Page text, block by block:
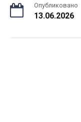
Опубликовано
13.06.2026